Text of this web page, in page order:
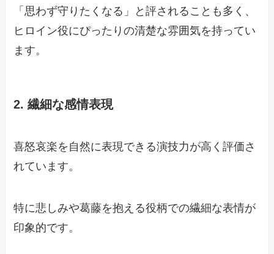
「思わず守りたくなる」と評されることも多く、
ヒロイン役にぴったりの清楚な雰囲気を持ってい
ます。
2. 繊細な感情表現
喜怒哀楽を自然に表現できる演技力が高く評価さ
れています。
特に悲しみや葛藤を抱える役柄での繊細な表情が
印象的です。